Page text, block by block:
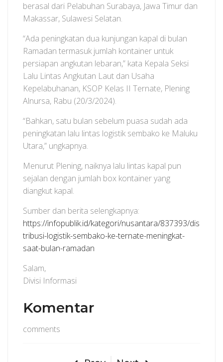
berasal dari Pelabuhan Surabaya, Jawa Timur dan
Makassar, Sulawesi Selatan.
“Ada peningkatan dua kunjungan kapal di bulan
Ramadan termasuk jumlah kontainer untuk
persiapan angkutan lebaran,” kata Kepala Seksi
Lalu Lintas Angkutan Laut dan Usaha
Kepelabuhanan, KSOP Kelas II Ternate, Plening
Alnursa, Rabu (20/3/2024).
“Bahkan, satu bulan sebelum puasa sudah ada
peningkatan lalu lintas logistik sembako ke Maluku
Utara,” ungkapnya.
Menurut Plening, naiknya lalu lintas kapal pun
sejalan dengan jumlah box kontainer yang
diangkut kapal.
Sumber dan berita selengkapnya:
https://infopublik.id/kategori/nusantara/837393/dis
tribusi-logistik-sembako-ke-ternate-meningkat-
saat-bulan-ramadan
Salam,
Divisi Informasi
Komentar
comments